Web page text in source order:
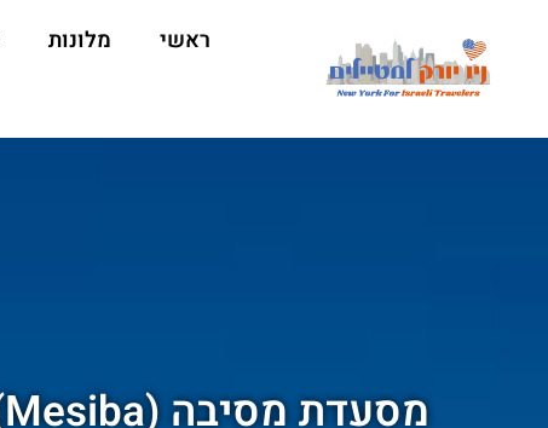
ראשי מלונות
מסעדת מסיבה (Mesiba) בניו יורק